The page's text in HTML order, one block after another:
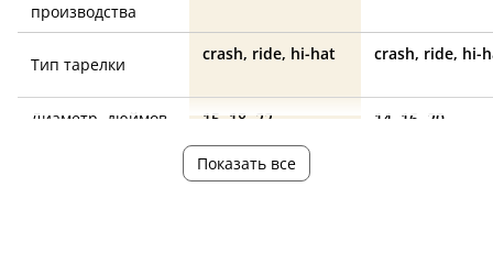
производства
Тип тарелки
crash, ride, hi-hat crash, ride, hi-
Диаметр, дюймов 15, 18, 22
14, 16, 20
4
Показать все